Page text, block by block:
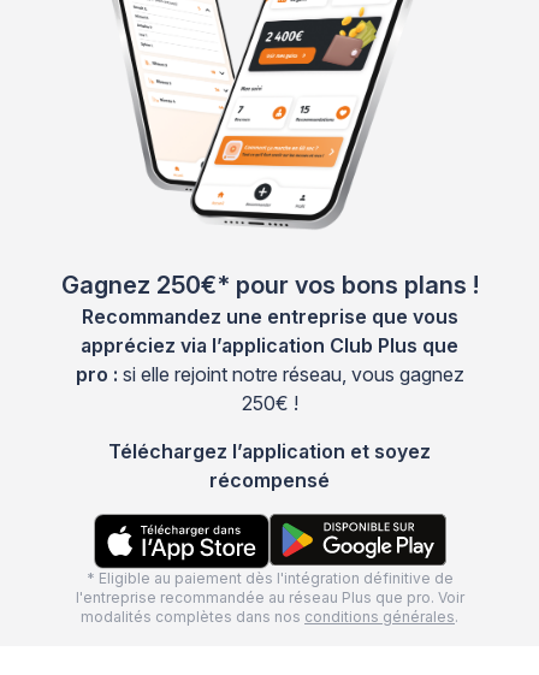
Gagnez 250€* pour vos bons plans !
Recommandez une entreprise que vous
appréciez via l’application Club Plus que
pro : si elle rejoint notre réseau, vous gagnez
250€ !
Téléchargez l’application et soyez
récompensé
* Eligible au paiement dès l'intégration définitive de
l'entreprise recommandée au réseau Plus que pro. Voir
modalités complètes dans nos conditions générales.